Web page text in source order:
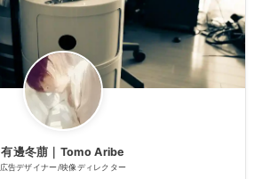
有邊冬萠｜Tomo Aribe
広告デザイナー/映像ディレクター